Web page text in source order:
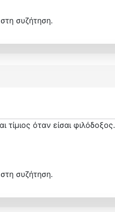
συζήτηση.
τίμιος όταν είσαι φιλόδοξος.
συζήτηση.